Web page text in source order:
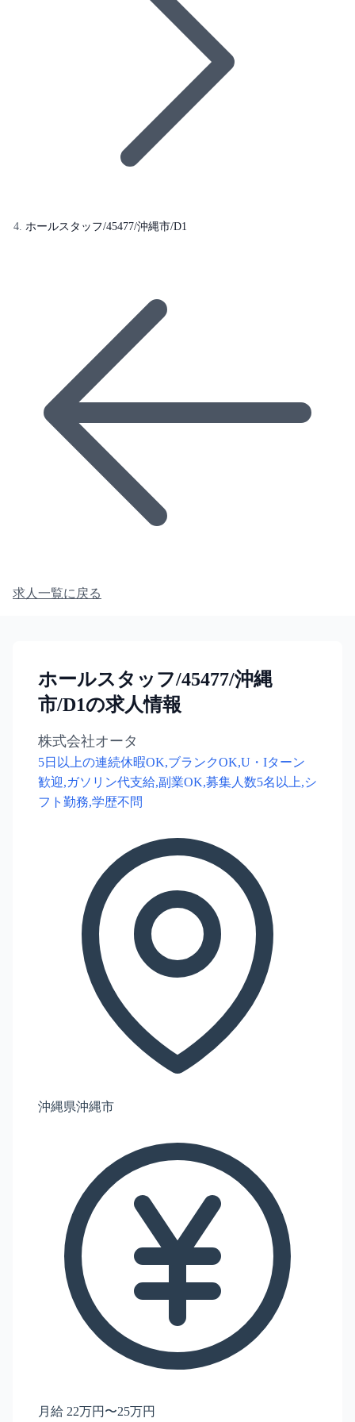
ホールスタッフ/45477/沖縄市/D1
求人一覧に戻る
ホールスタッフ/45477/沖縄
市/D1の求人情報
株式会社オータ
5日以上の連続休暇OK,ブランクOK,U・Iターン
歓迎,ガソリン代支給,副業OK,募集人数5名以上,シ
フト勤務,学歴不問
沖縄県沖縄市
月給 22万円〜25万円